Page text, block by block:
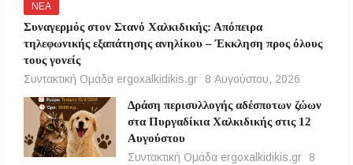
ΝΕΑ
Συναγερμός στον Στανό Χαλκιδικής: Απόπειρα
τηλεφωνικής εξαπάτησης ανηλίκου – Έκκληση προς όλους
τους γονείς
Συντακτική Ομάδα ergoxalkidikis.gr
8 Αυγούστου, 2026
Δράση περισυλλογής αδέσποτων ζώων
στα Πυργαδίκια Χαλκιδικής στις 12
Αυγούστου
Συντακτική Ομάδα ergoxalkidikis.gr
8